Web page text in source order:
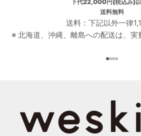
下代22,000円(税込み)
送料無料
送料：下記以外一律
※ 北海道、沖縄、離島への配送は、実
I18n
I18n
I18n
I18n